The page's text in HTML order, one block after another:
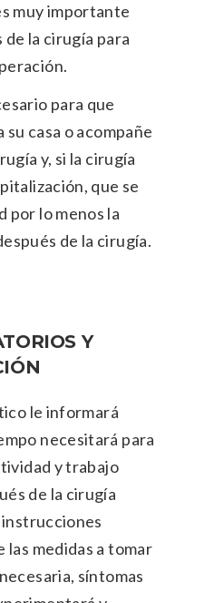
muy importante
de la cirugía para
para que
su casa o acompañe
y, si la cirugía
que se
por lo menos la
de la cirugía.
Y
le informará
necesitará para
y trabajo
de la cirugía
las medidas a tomar
síntomas